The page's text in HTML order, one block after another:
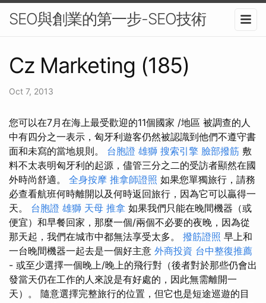
SEO與創業的第一步-SEO技術
Cz Marketing (185)
Oct 7, 2013
您可以在7月在海上最受歡迎的11個國家 /地區 被調查的人
中有四分之一表示，匈牙利遊客仍然被認識到他們不遵守書
面和未寫的當地規則。 台胞證 雄獅 搜索引擎 臉部撥筋 敷
料不太表明匈牙利的起源，儘管三分之二的受訪者顯然在國
外時尚舒適。 全身按摩 推拿師證照 如果您單獨旅行，請務
必查看航班何時離開以及何時返回旅行，因為它可以贏得一
天。 台胞證 雄獅 天母 推拿 如果我們只能在晚間機器（或
便宜）和早餐回家，那麼一個/兩個不必要的夜晚，因為從
那天起，我們在城市中都無法享受太多。 撥筋證照 早上和
一台晚間機器一起去是一個好主意 外商投資 台中整復推薦
- 或至少選擇一個晚上/晚上的飛行對（後者對於那些仍會出
發當天仍在工作的人來說是有好處的，因此無需離開一
天）。 隨意選擇完整旅行的位置，但它也是短途巡遊的目